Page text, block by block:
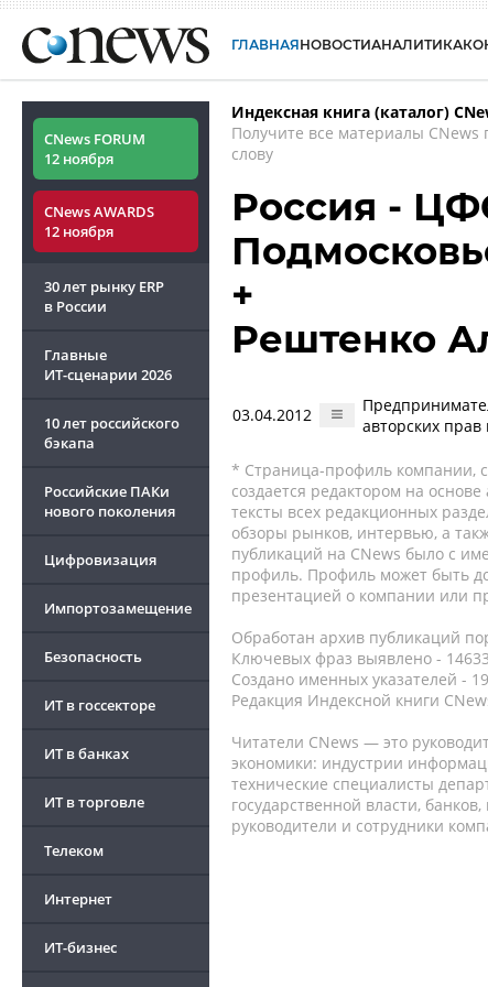
ГЛАВНАЯНОВОСТИАНАЛИТИКА
CNews FORUM
12 ноября
CNews AWARDS
12 ноября
30 лет рынку ERP
в России
Главные
ИТ-сценарии 2026
10 лет российского
бэкапа
Российские ПАКи
нового поколения
Цифровизация
Импортозамещение
Безопасность
ИТ в госсекторе
ИТ в банках
ИТ в торговле
Телеком
Интернет
ИТ-бизнес
Индексная книга (каталог)
Получите все материалы CNews
слову
Россия -
+
Рештенко
03.04.2012
авторских
* Страница-профиль компании,
создается редактором на
тексты всех редакционных
обзоры рынков, интервью, а
публикаций на CNews было с
профиль. Профиль может быть
презентацией о компании или
Обработан архив публикаций
Ключевых фраз выявлено -
Создано именных указателей -
Редакция Индексной книги
Читатели CNews — это
экономики: индустрии
технические специалисты
государственной власти,
руководители и сотрудники